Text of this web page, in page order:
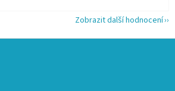
Zobrazit další hodnocení